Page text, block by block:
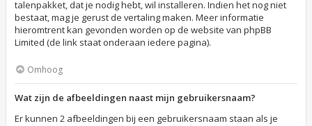
talenpakket, dat je nodig hebt, wil installeren. Indien het nog niet
bestaat, mag je gerust de vertaling maken. Meer informatie
hieromtrent kan gevonden worden op de website van phpBB
Limited (de link staat onderaan iedere pagina).
Omhoog
Wat zijn de afbeeldingen naast mijn gebruikersnaam?
Er kunnen 2 afbeeldingen bij een gebruikersnaam staan als je